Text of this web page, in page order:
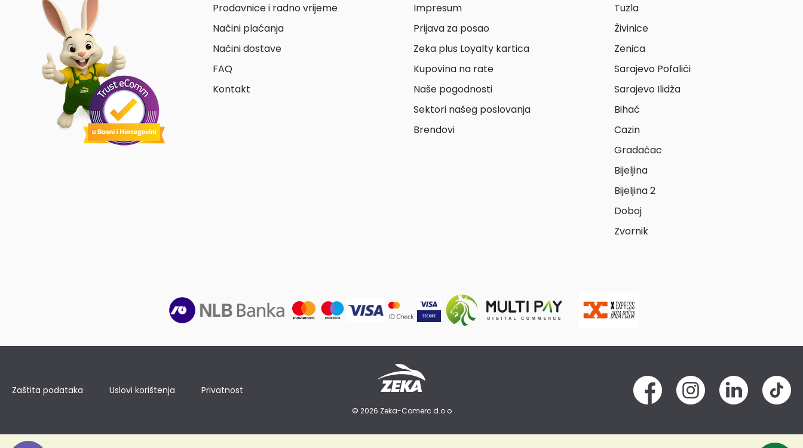
Prodavnice i radno vrijeme
Načini plaćanja
Načini dostave
FAQ
Kontakt
Impresum
Prijava za posao
Zeka plus Loyalty kartica
Kupovina na rate
Naše pogodnosti
Sektori našeg poslovanja
Brendovi
Tuzla
Živinice
Zenica
Sarajevo Pofalići
Sarajevo Ilidža
Bihać
Cazin
Gradačac
Bijeljina
Bijeljina 2
Doboj
Zvornik
Zaštita podataka Uslovi korištenja Privatnost
© 2026 Zeka-Comerc d.o.o